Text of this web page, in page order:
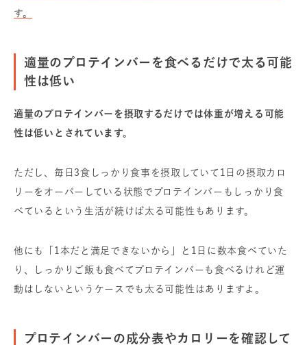
す。
適量のプロテインバーを食べるだけで太る可能
性は低い
適量のプロテインバーを摂取するだけでは体重が増える可能
性は低いとされています。
ただし、毎日3食しっかり食事を摂取していて1日の摂取カロ
リーをオーバーしている状態でプロテインバーもしっかり食
べているという生活が続けば太る可能性もあります。
他にも「1本だと満足できないから」と1日に数本食べていた
り、しっかりご飯も食べてプロテインバーも食べるけれど運
動はしないというケースでも太る可能性はありますよ。
プロテインバーの成分表やカロリーを確認して